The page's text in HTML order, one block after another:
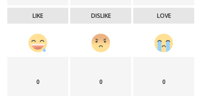
LIKE DISLIKE LOVE
0 0 0